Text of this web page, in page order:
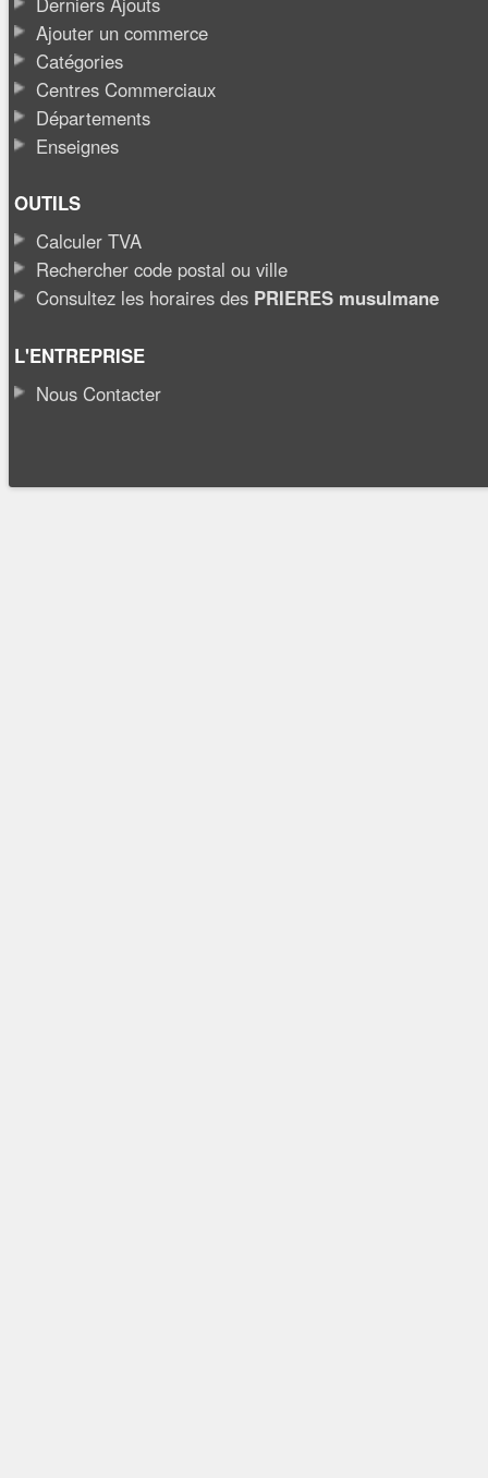
Ajouter un commerce
Catégories
Centres Commerciaux
Départements
Enseignes
OUTILS
Calculer TVA
Rechercher code postal ou ville
Consultez les horaires des PRIERES musulmane
L'ENTREPRISE
Nous Contacter